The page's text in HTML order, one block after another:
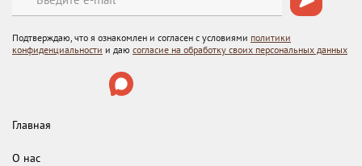
Подтверждаю, что я ознакомлен и согласен с условиями политики
конфиденциальности и даю согласие на обработку своих персональных данных
Главная
О нас